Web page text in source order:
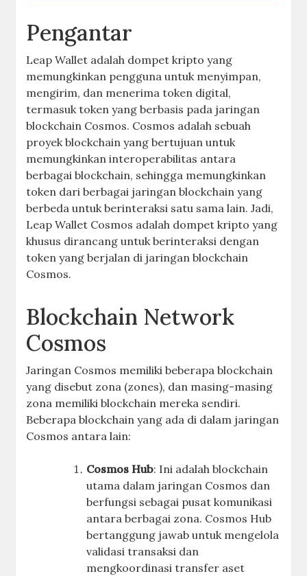
Pengantar
Leap Wallet adalah dompet kripto yang
memungkinkan pengguna untuk menyimpan,
mengirim, dan menerima token digital,
termasuk token yang berbasis pada jaringan
blockchain Cosmos. Cosmos adalah sebuah
proyek blockchain yang bertujuan untuk
memungkinkan interoperabilitas antara
berbagai blockchain, sehingga memungkinkan
token dari berbagai jaringan blockchain yang
berbeda untuk berinteraksi satu sama lain. Jadi,
Leap Wallet Cosmos adalah dompet kripto yang
khusus dirancang untuk berinteraksi dengan
token yang berjalan di jaringan blockchain
Cosmos.
Blockchain Network
Cosmos
Jaringan Cosmos memiliki beberapa blockchain
yang disebut zona (zones), dan masing-masing
zona memiliki blockchain mereka sendiri.
Beberapa blockchain yang ada di dalam jaringan
Cosmos antara lain:
Cosmos Hub: Ini adalah blockchain
utama dalam jaringan Cosmos dan
berfungsi sebagai pusat komunikasi
antara berbagai zona. Cosmos Hub
bertanggung jawab untuk mengelola
validasi transaksi dan
mengkoordinasi transfer aset